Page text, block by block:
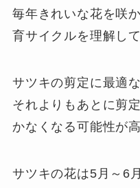
毎年きれいな花を咲
育サイクルを理解し
サツキの剪定に最適
それよりもあとに剪
かなくなる可能性が高
サツキの花は5月～6